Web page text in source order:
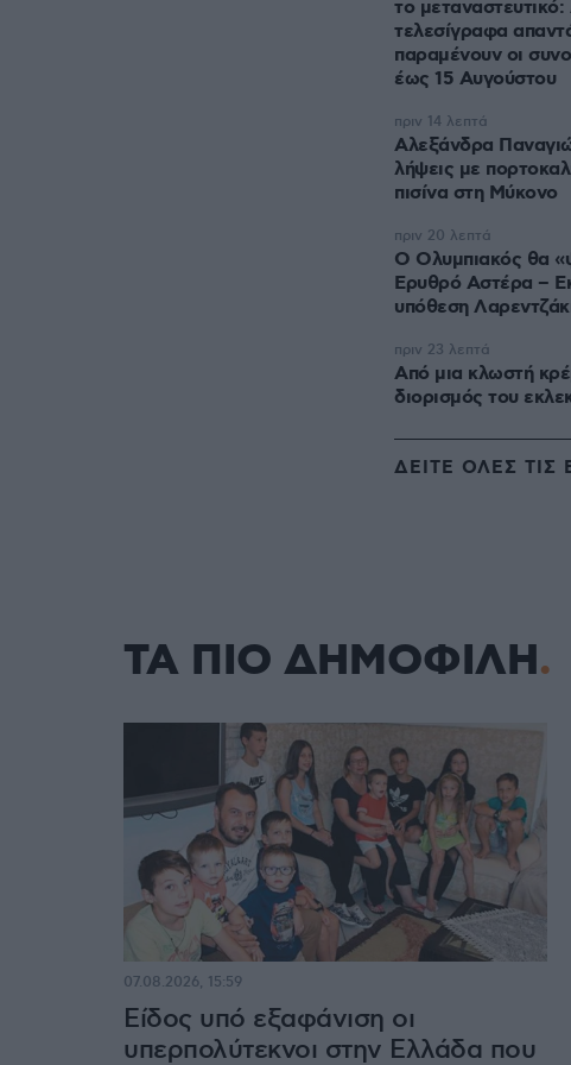
το
τελεσίγραφα
παραμένουν οι
έως 15 Αυγούστου
Αλεξάνδρα
λήψεις με
πισίνα στη Μύκονο
πριν 14 λεπτά
Ο Ολυμπιακός θα
Ερυθρό Αστέρα –
υπόθεση
πριν 20 λεπτά
Από μια κλωστή
διορισμός του
πριν 23 λεπτά
ΔΕΙΤΕ ΟΛΕΣ ΤΙΣ
ΤΑ ΠΙΟ ΔΗΜΟΦΙΛΗ
Είδος υπό εξαφάνιση οι
υπερπολύτεκνοι στην Ελλάδα που
07.08.2026, 15:59